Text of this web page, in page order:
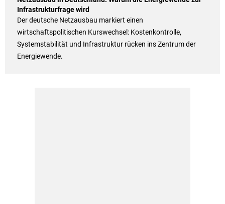
Infrastrukturfrage wird
Der deutsche Netzausbau markiert einen
wirtschaftspolitischen Kurswechsel: Kostenkontrolle,
Systemstabilität und Infrastruktur rücken ins Zentrum der
Energiewende.